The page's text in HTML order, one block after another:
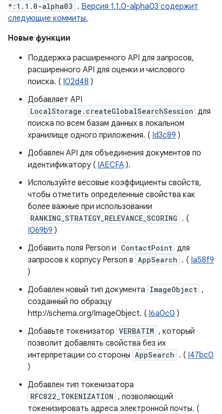
*:1.1.0-alpha03 . Версия 1.1.0-alpha03 содержит
следующие коммиты.
Новые функции
Поддержка расширенного API для запросов,
расширенного API для оценки и числового
поиска. ( I02d48 )
Добавляет API
LocalStorage.createGlobalSearchSession для
поиска по всем базам данных в локальном
хранилище одного приложения. ( Id3c89 )
Добавлен API для объединения документов по
идентификатору ( IAECFA ).
Используйте весовые коэффициенты свойств,
чтобы отметить определенные свойства как
более важные при использовании
RANKING_STRATEGY_RELEVANCE_SCORING . (
I069b9 )
Добавить поля Person и ContactPoint для
запросов к корпусу Person в AppSearch . ( Ia58f9
)
Добавлен новый тип документа ImageObject ,
созданный по образцу
http://schema.org/ImageObject. ( I6a0c0 )
Добавьте токенизатор VERBATIM , который
позволит добавлять свойства без их
интерпретации со стороны AppSearch . ( I47bc0
)
Добавлен тип токенизатора
RFC822_TOKENIZATION , позволяющий
токенизировать адреса электронной почты. (